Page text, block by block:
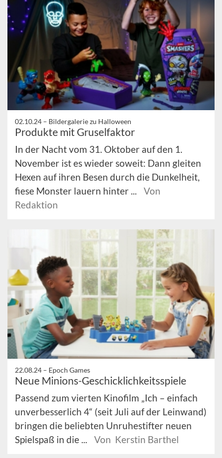
02.10.24 – Bildergalerie zu Halloween
Produkte mit Gruselfaktor
In der Nacht vom 31. Oktober auf den 1.
November ist es wieder soweit: Dann gleiten
Hexen auf ihren Besen durch die Dunkelheit,
fiese Monster lauern hinter ...
Von
Redaktion
22.08.24 – Epoch Games
Neue Minions-Geschicklichkeitsspiele
Passend zum vierten Kinofilm „Ich – einfach
unverbesserlich 4“ (seit Juli auf der Leinwand)
bringen die beliebten Unruhestifter neuen
Spielspaß in die ...
Von Kerstin Barthel